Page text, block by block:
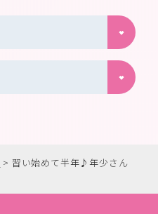
> 習い始めて半年♪年少さん